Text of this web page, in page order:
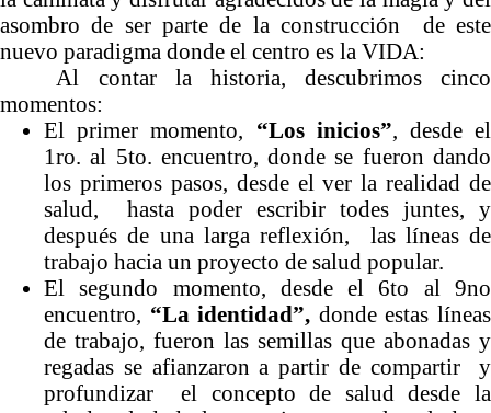
asombro de ser parte de la construcción de este
nuevo paradigma donde el centro es la VIDA:
Al contar la historia, descubrimos cinco
momentos:
El primer momento, “Los inicios”, desde el
1ro. al 5to. encuentro, donde se fueron dando
los primeros pasos, desde el ver la realidad de
salud, hasta poder escribir todes juntes, y
después de una larga reflexión, las líneas de
trabajo hacia un proyecto de salud popular.
El segundo momento, desde el 6to al 9no
encuentro, “La identidad”, donde estas líneas
de trabajo, fueron las semillas que abonadas y
regadas se afianzaron a partir de compartir y
profundizar el concepto de salud desde la